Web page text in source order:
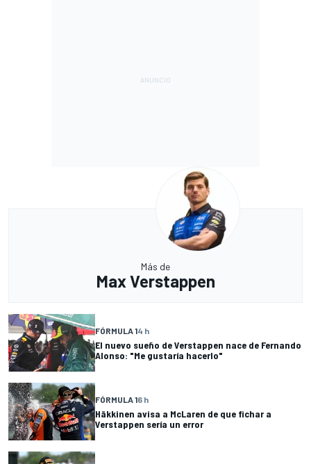
Más de
Max Verstappen
FÓRMULA 14 h
El nuevo sueño de Verstappen nace de Fernando
Alonso: "Me gustaría hacerlo"
FÓRMULA 16 h
Häkkinen avisa a McLaren de que fichar a
Verstappen sería un error